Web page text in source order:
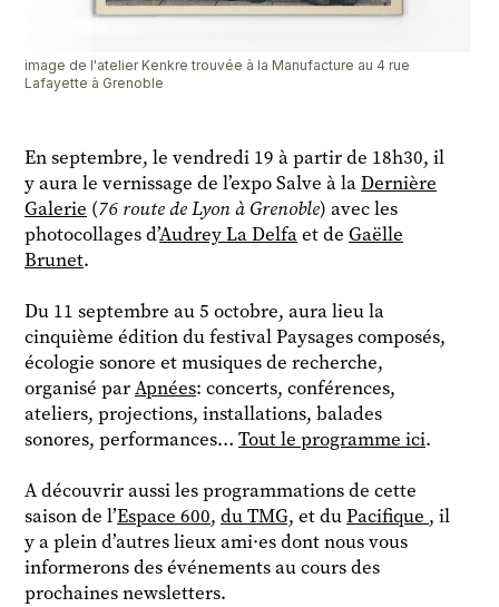
image de l'atelier Kenkre trouvée à la Manufacture au 4 rue
Lafayette à Grenoble
En septembre, le vendredi 19 à partir de 18h30, il
y aura le vernissage de l’expo Salve à laDernière
Galerie (76 route de Lyon à Grenoble) avec les
photocollages d’Audrey La Delfaet de Gaëlle
Brunet.
Du 11 septembre au 5 octobre, aura lieu la
cinquième édition du festival Paysages composés,
écologie sonore et musiques de recherche,
organisé parApnées: concerts, conférences,
ateliers, projections, installations, balades
sonores, performances… Tout le programme ici.
A découvrir aussi les programmations de cette
saison de l’Espace 600, du TMG, et duPacifique , il
y a plein d’autres lieux ami·es dont nous vous
informerons des événements au cours des
prochaines newsletters.